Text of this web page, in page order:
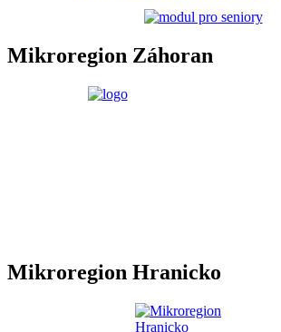
Mikroregion Záhoran
Mikroregion Hranicko